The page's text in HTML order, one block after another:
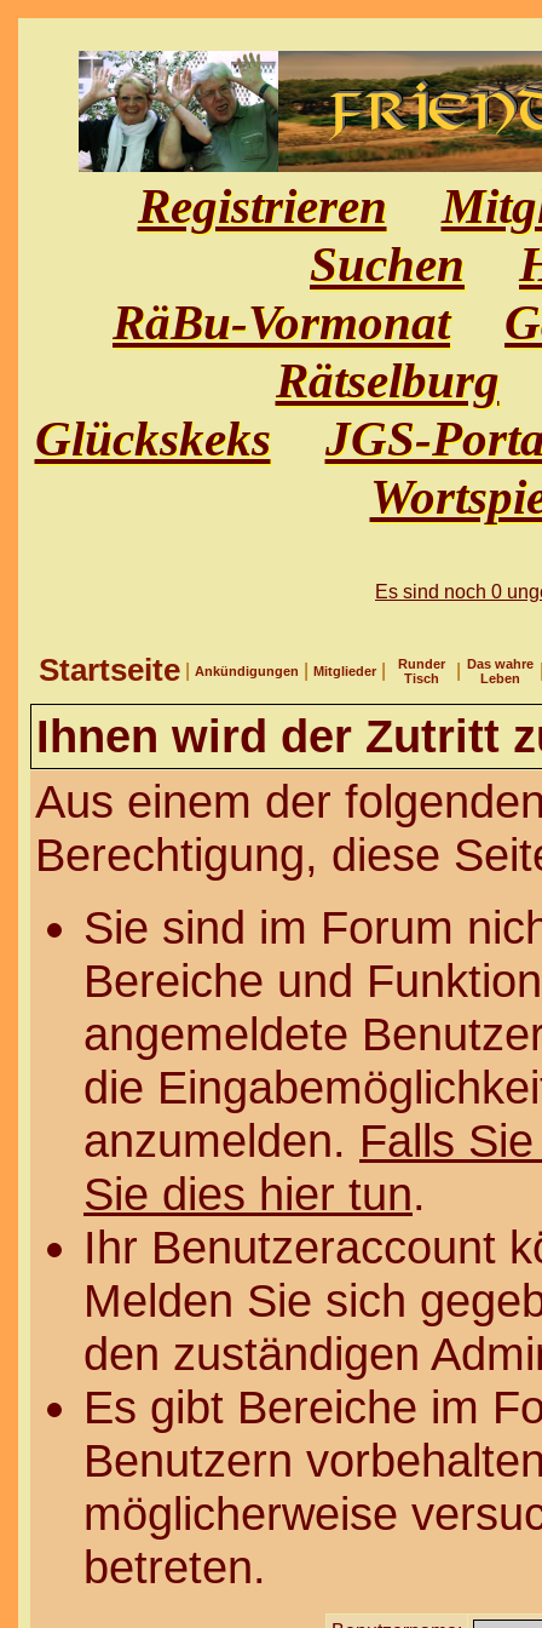
Registrieren
Suchen
RäBu-Vormonat
Rätselburg
Glückskeks
JGS-
Es sind noch 0
Startseite Ankündigungen Mitglieder
Runder
Tisch
Das wahre
Leben
Ihnen wird der Zutritt
Aus einem der
Berechtigung, diese
Sie sind im Forum
Bereiche und
angemeldete
die
anzumelden. Falls
Sie dies hier tun.
Ihr Benutzeraccount
Melden Sie sich
den zuständigen
Es gibt Bereiche im
Benutzern
möglicherweise
betreten.